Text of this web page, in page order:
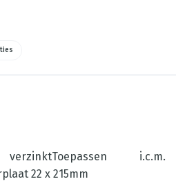
i.c.m.
22 x 215mm